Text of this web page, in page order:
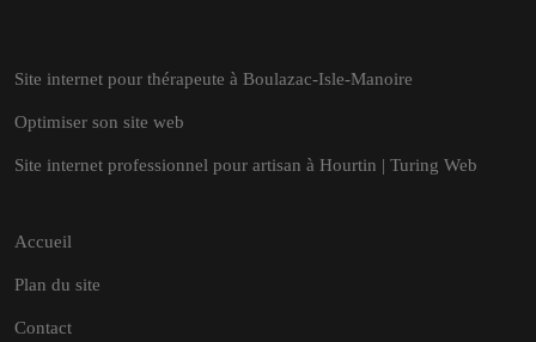
Site internet pour thérapeute à Boulazac-Isle-Manoire
Optimiser son site web
Site internet professionnel pour artisan à Hourtin | Turing Web
Accueil
Plan du site
Contact